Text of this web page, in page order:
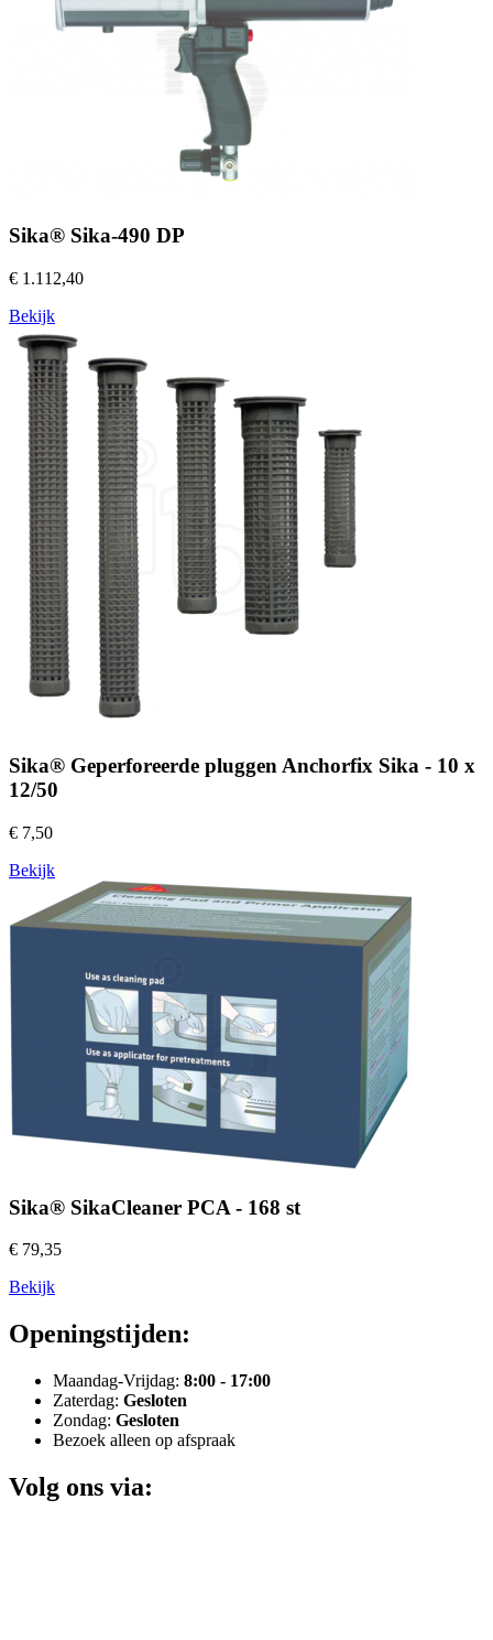
Sika® Sika-490 DP
€ 1.112,40
Bekijk
Sika® Geperforeerde pluggen Anchorfix Sika - 10 x
12/50
€ 7,50
Bekijk
Sika® SikaCleaner PCA - 168 st
€ 79,35
Bekijk
Openingstijden:
Maandag-Vrijdag: 8:00 - 17:00
Zaterdag: Gesloten
Zondag: Gesloten
Bezoek alleen op afspraak
Volg ons via: